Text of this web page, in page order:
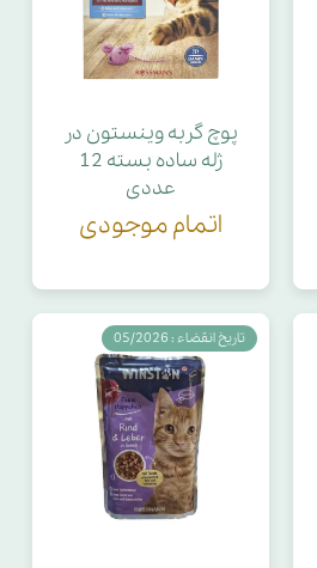
پوچ گربه وینستون در
ژله ساده بسته 12
عددی
اتمام موجودی
تاریخ انقضاء : 05/2026